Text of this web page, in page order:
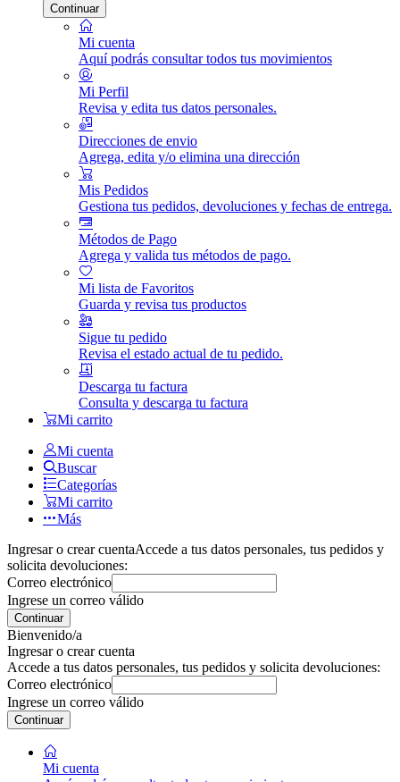
Continuar
Mi cuenta
Aquí podrás consultar todos tus movimientos
Mi Perfil
Revisa y edita tus datos personales.
Direcciones de envio
Agrega, edita y/o elimina una dirección
Mis Pedidos
Gestiona tus pedidos, devoluciones y fechas de entrega.
Métodos de Pago
Agrega y valida tus métodos de pago.
Mi lista de Favoritos
Guarda y revisa tus productos
Sigue tu pedido
Revisa el estado actual de tu pedido.
Descarga tu factura
Consulta y descarga tu factura
Mi carrito
Mi cuenta
Buscar
Categorías
Mi carrito
Más
Ingresar o crear cuentaAccede a tus datos personales, tus pedidos y
solicita devoluciones:
Correo electrónico
Ingrese un correo válido
Continuar
Bienvenido/a
Ingresar o crear cuenta
Accede a tus datos personales, tus pedidos y solicita devoluciones:
Correo electrónico
Ingrese un correo válido
Continuar
Mi cuenta